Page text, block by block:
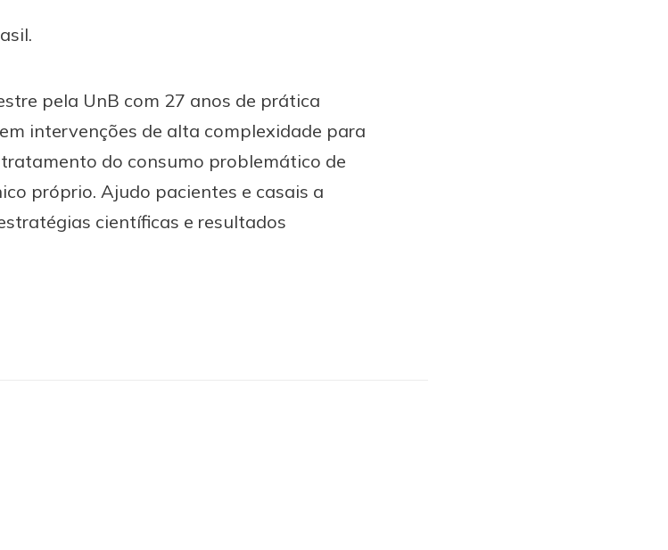
pela UnB com 27 anos de prática
intervenções de alta complexidade para
do consumo problemático de
próprio. Ajudo pacientes e casais a
científicas e resultados